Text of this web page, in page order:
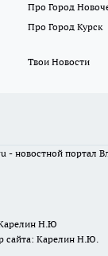
Про Город
Про Город Курск
Твои Новости
- новостной портал
Н.Ю
сайта: Карелин Н.Ю.